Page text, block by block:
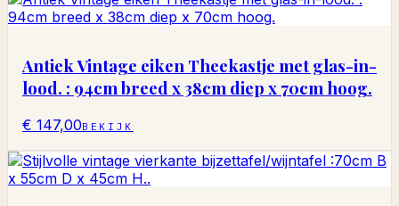
Antiek Vintage eiken Theekastje met glas-in-
lood. : 94cm breed x 38cm diep x 70cm hoog.
€ 147,00BEKIJK